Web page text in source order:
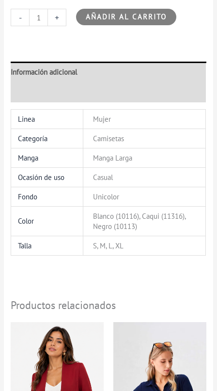
- + AÑADIR AL CARRITO
Información adicional
Linea Mujer
Categoría Camisetas
Manga Manga Larga
Ocasión de uso Casual
Fondo Unicolor
Color
Blanco (10116), Caqui (11316),
Negro (10113)
Talla S, M, L, XL
Productos relacionados
desde
$184.900
hasta
$199.900
precios:
desde
$0
hasta
$94.900